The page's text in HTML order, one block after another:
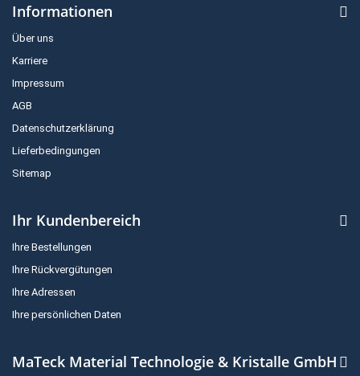
Informationen
Über uns
Karriere
Impressum
AGB
Datenschutzerklärung
Lieferbedingungen
Sitemap
Ihr Kundenbereich
Ihre Bestellungen
Ihre Rückvergütungen
Ihre Adressen
Ihre persönlichen Daten
MaTeck Material Technologie & Kristalle GmbH